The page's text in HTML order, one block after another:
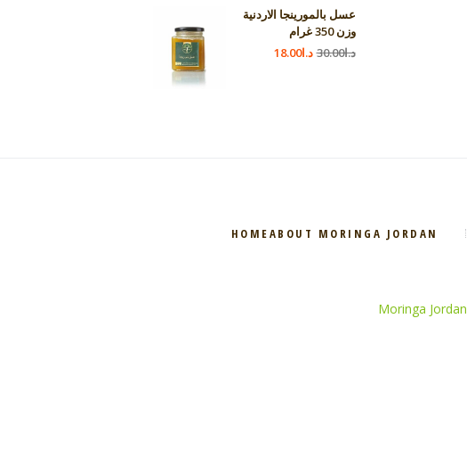
عسل بالمورينجا الاردنية
وزن 350 غرام
د.ا30.00 د.ا18.00
HOMEABOUT MORINGA JORDAN
Moringa Jordan